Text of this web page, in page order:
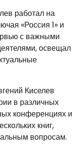
работал на
«Россия 1» и
с важными
освещал
Киселев
в различных
конференциях и
книг,
вопросам.